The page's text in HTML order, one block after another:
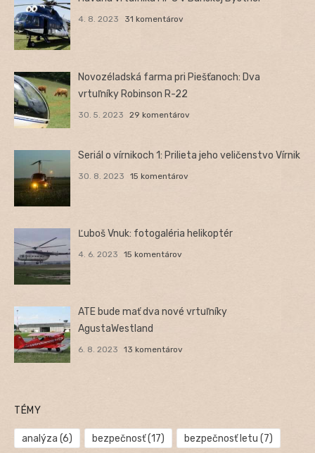
4. 8. 2023 31 komentárov
Novozéladská farma pri Piešťanoch: Dva
vrtuľníky Robinson R-22
30. 5. 2023 29 komentárov
Seriál o vírnikoch 1: Prilieta jeho veličenstvo Vírnik
30. 8. 2023 15 komentárov
Ľuboš Vnuk: fotogaléria helikoptér
4. 6. 2023 15 komentárov
ATE bude mať dva nové vrtuľníky
AgustaWestland
6. 8. 2023 13 komentárov
TÉMY
analýza (6) bezpečnosť(17) bezpečnosť letu (7)